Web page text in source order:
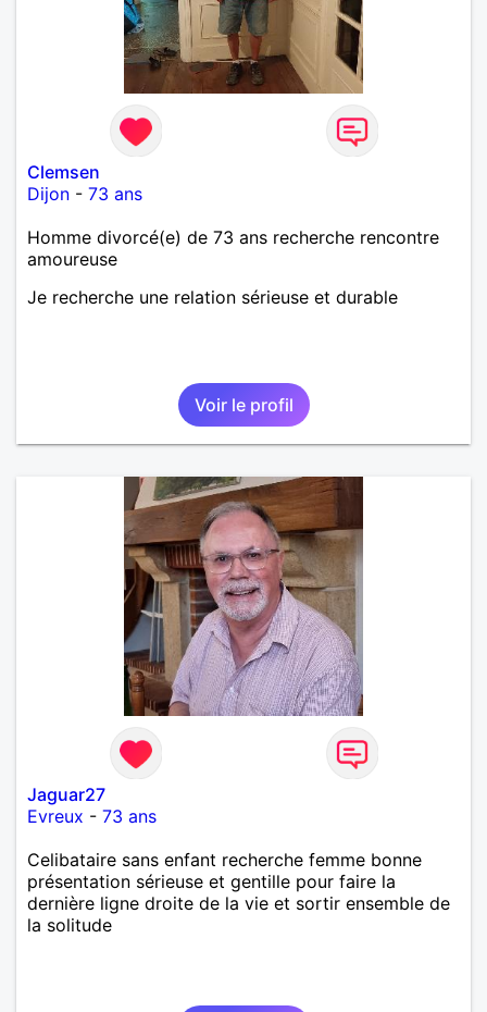
Clemsen
Dijon - 73 ans
Homme divorcé(e) de 73 ans recherche rencontre
amoureuse
Je recherche une relation sérieuse et durable
Voir le profil
Jaguar27
Evreux - 73 ans
Celibataire sans enfant recherche femme bonne
présentation sérieuse et gentille pour faire la
dernière ligne droite de la vie et sortir ensemble de
la solitude